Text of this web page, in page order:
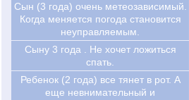
Сын (3 года) очень метеозависимый.
Когда меняется погода становится
неуправляемым.
Сыну 3 года . Не хочет ложиться
спать.
Ребенок (2 года) все тянет в рот. А
еще невнимательный и